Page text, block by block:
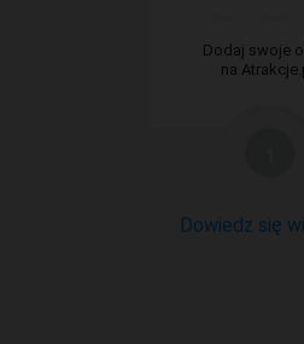
Dodaj swoje
na
Dowiedz się